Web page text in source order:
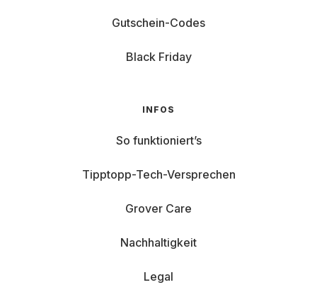
Gutschein-Codes
Black Friday
INFOS
So funktioniert’s
Tipptopp-Tech-Versprechen
Grover Care
Nachhaltigkeit
Legal